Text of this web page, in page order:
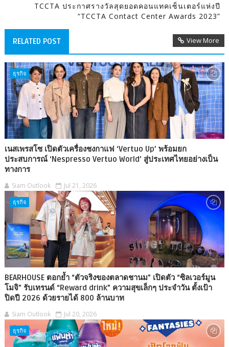
TCCTA ประกาศรางวัลสุดยอดคอนแทคเซ็นเตอร์แห่งปี
“TCCTA Contact Center Awards 2023”
RELATED POST View More
ธุรกิจ
เนสเพรสโซ เปิดตัวเครื่องชงกาแฟ ‘Vertuo Up’ พร้อมยก
ประสบการณ์ ‘Nespresso Vertuo World’ สู่ประเทศไทยอย่างเป็น
ทางการ
Siam Outlook Jul 21, 2026
ธุรกิจ
BEARHOUSE ตอกย้ำ “ตัวจริงของตลาดชานม” เปิดตัว “ซิลเวอร์มูน
โมจิ” รับเทรนด์ “Reward drink” ความสุขเล็กๆ ประจำวัน ตั้งเป้า
ปิดปี 2026 ด้วยรายได้ 800 ล้านบาท
Siam Outlook Jul 20, 2026
ธุรกิจ